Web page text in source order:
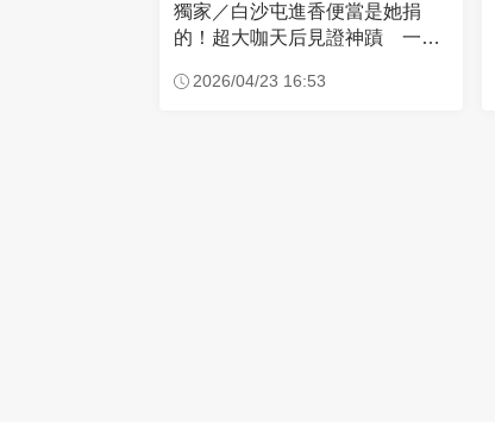
獨家／白沙屯進香便當是她捐
的！超大咖天后見證神蹟 一靠
2026/04/23 16:53